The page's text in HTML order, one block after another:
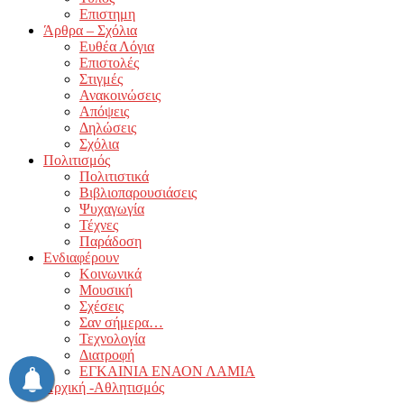
Επιστημη
Άρθρα – Σχόλια
Ευθέα Λόγια
Επιστολές
Στιγμές
Ανακοινώσεις
Απόψεις
Δηλώσεις
Σχόλια
Πολιτισμός
Πολιτιστικά
Βιβλιοπαρουσιάσεις
Ψυχαγωγία
Τέχνες
Παράδοση
Ενδιαφέρουν
Κοινωνικά
Μουσική
Σχέσεις
Σαν σήμερα…
Τεχνολογία
Διατροφή
ΕΓΚΑΙΝΙΑ ΕΝΑΟΝ ΛΑΜΙΑ
Αρχική -Αθλητισμός